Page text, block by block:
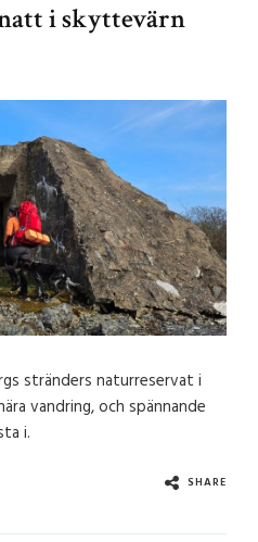
i skyttevärn
stränders naturreservat i
vandring, och spännande
i.
SHARE